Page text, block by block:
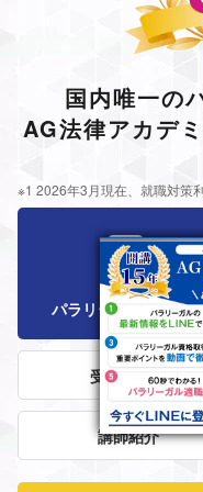
※1 2026年3月現在、就職対策
国内唯一の
AG法律アカデ
パラリーガル資格と
受講者の声
講師紹介